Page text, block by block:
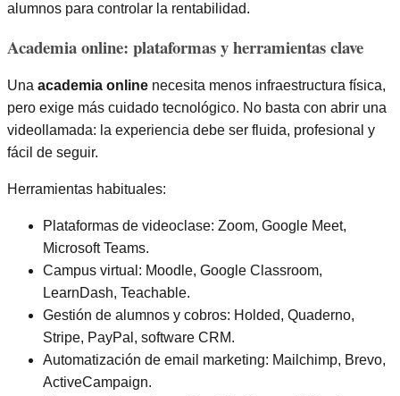
alumnos para controlar la rentabilidad.
Academia online: plataformas y herramientas clave
Una academia online necesita menos infraestructura física,
pero exige más cuidado tecnológico. No basta con abrir una
videollamada: la experiencia debe ser fluida, profesional y
fácil de seguir.
Herramientas habituales:
Plataformas de videoclase: Zoom, Google Meet,
Microsoft Teams.
Campus virtual: Moodle, Google Classroom,
LearnDash, Teachable.
Gestión de alumnos y cobros: Holded, Quaderno,
Stripe, PayPal, software CRM.
Automatización de email marketing: Mailchimp, Brevo,
ActiveCampaign.